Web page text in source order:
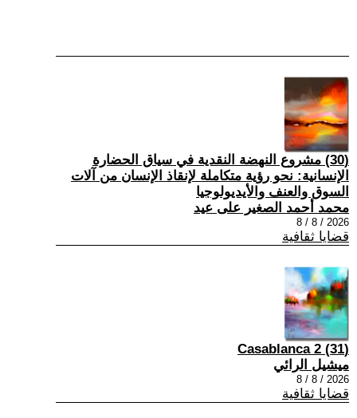
(30) مشروع النهضة النقدية في سياق الحضارة
الإنسانية: نحو رؤية متكاملة لإنقاذ الإنسان من آلات
السوق والعنف والأيديولوجيا
محمد أحمد الصغير على عيد
2026 / 8 / 8
قضايا ثقافية
(31) Casablanca 2
ميشيل الرائي
2026 / 8 / 8
قضايا ثقافية